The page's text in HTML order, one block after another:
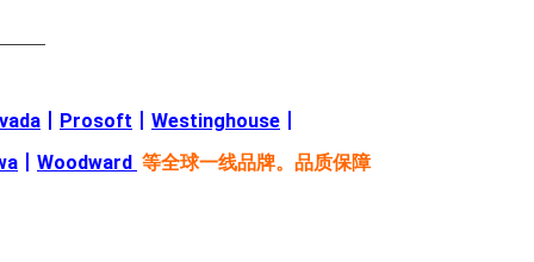
Prosoft Westinghouse
Woodward 等全球一线品牌。品质保障